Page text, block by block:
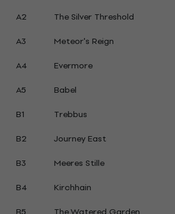
A2
The Silver Threshold
A3
Meteor's Reign
A4
Evermore
A5
Babel
B1
Trebbus
B2
Journey East
B3
Meeres Stille
B4
Kirchhain